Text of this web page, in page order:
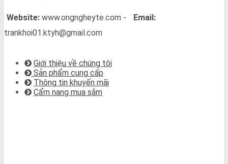
Website: www.ongngheyte.com -
Email:
trankhoi01.ktyh@gmail.com
Giới thiệu về chúng tôi
Sản phẩm cung cấp
Thông tin khuyến mãi
Cẩm nang mua sắm